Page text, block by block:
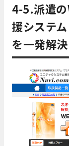
4-5.派遣
援システ
を一発解決